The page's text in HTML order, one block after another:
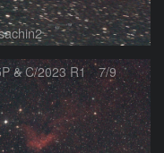
& C/2023 R1 7/9